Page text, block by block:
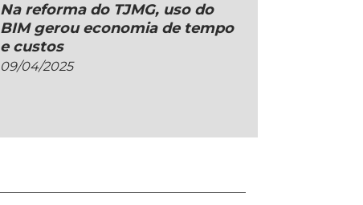
Na reforma do TJMG, uso do
BIM gerou economia de tempo
e custos
09/04/2025